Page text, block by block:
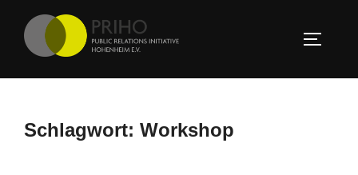
Inhalt
springen
Schlagwort: Workshop